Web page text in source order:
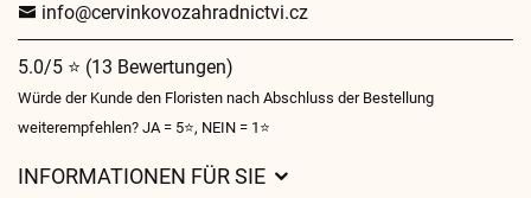
info@cervinkovozahradnictvi.cz
5.0/5 ⭐ (13 Bewertungen)
Würde der Kunde den Floristen nach Abschluss der Bestellung
weiterempfehlen? JA = 5⭐, NEIN = 1⭐
INFORMATIONEN FÜR SIE